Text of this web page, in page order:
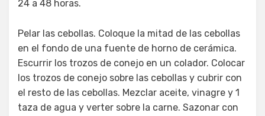
24 a 48 horas.
Pelar las cebollas. Coloque la mitad de las cebollas
en el fondo de una fuente de horno de cerámica.
Escurrir los trozos de conejo en un colador. Colocar
los trozos de conejo sobre las cebollas y cubrir con
el resto de las cebollas. Mezclar aceite, vinagre y 1
taza de agua y verter sobre la carne. Sazonar con